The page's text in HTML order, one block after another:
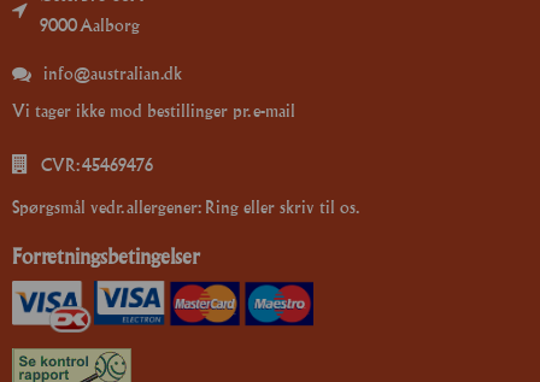
9000 Aalborg
info@australian.dk
Vi tager ikke mod bestillinger pr. e-mail
CVR: 45469476
Spørgsmål vedr. allergener: Ring eller skriv til os.
Forretningsbetingelser